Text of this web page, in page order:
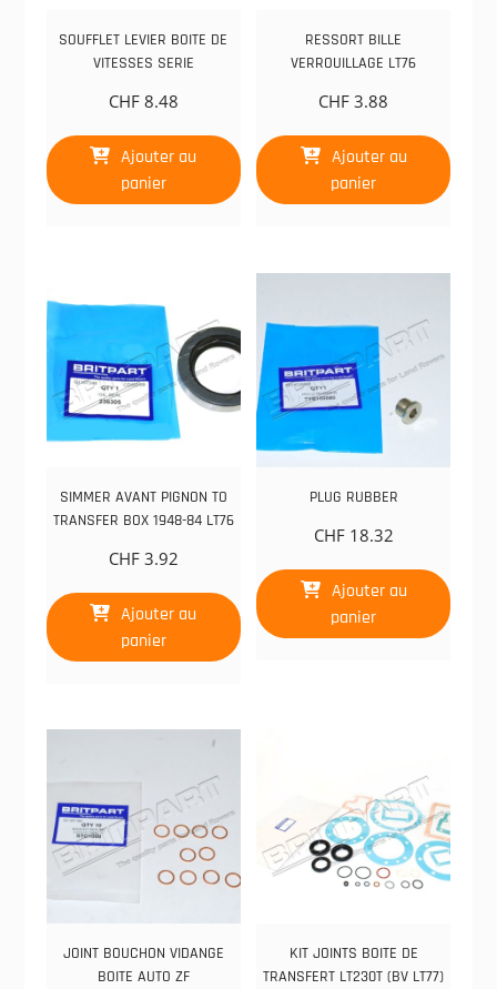
SOUFFLET LEVIER BOITE DE
VITESSES SERIE
CHF8.48
Ajouter au
panier
RESSORT BILLE
VERROUILLAGE LT76
CHF 3.88
Ajouter au
panier
SIMMER AVANT PIGNON TO
TRANSFER BOX 1948-84 LT76
CHF3.92
Ajouter au
panier
PLUG RUBBER
CHF18.32
Ajouter au
panier
JOINT BOUCHON VIDANGE
BOITE AUTO ZF
KIT JOINTS BOITE DE
TRANSFERT LT230T (BV LT77)